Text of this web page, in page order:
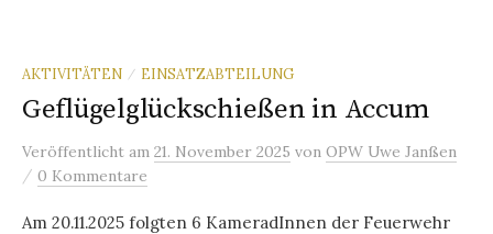
AKTIVITÄTEN / EINSATZABTEILUNG
Geflügelglückschießen in Accum
Veröffentlicht am 21. November 2025 von OPW Uwe Janßen
/ 0 Kommentare
Am 20.11.2025 folgten 6 KameradInnen der Feuerwehr